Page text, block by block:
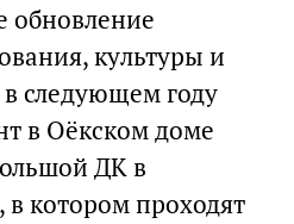
обновление
культуры и
следующем году
в Оёкском доме
ДК в
котором проходят